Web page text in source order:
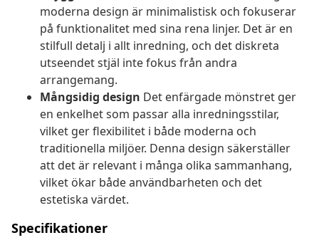
moderna design är minimalistisk och fokuserar
på funktionalitet med sina rena linjer. Det är en
stilfull detalj i allt inredning, och det diskreta
utseendet stjäl inte fokus från andra
arrangemang.
Mångsidig design Det enfärgade mönstret ger
en enkelhet som passar alla inredningsstilar,
vilket ger flexibilitet i både moderna och
traditionella miljöer. Denna design säkerställer
att det är relevant i många olika sammanhang,
vilket ökar både användbarheten och det
estetiska värdet.
Specifikationer